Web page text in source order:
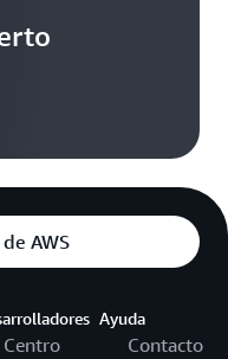
AWS
Centro
Ayuda
Contacto